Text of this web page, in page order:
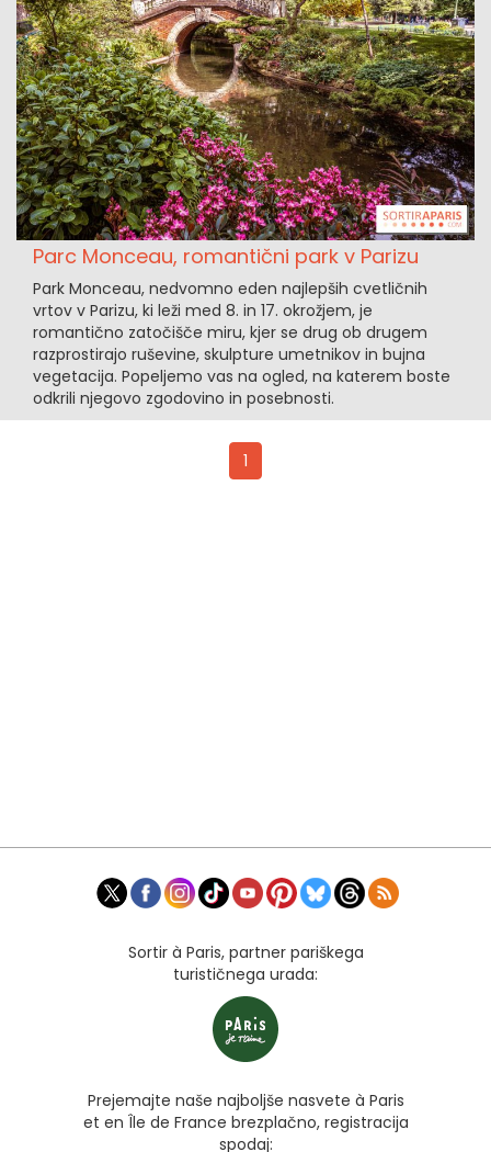
Parc Monceau, romantični park v Parizu
Park Monceau, nedvomno eden najlepših cvetličnih
vrtov v Parizu, ki leži med 8. in 17. okrožjem, je
romantično zatočišče miru, kjer se drug ob drugem
razprostirajo ruševine, skulpture umetnikov in bujna
vegetacija. Popeljemo vas na ogled, na katerem boste
odkrili njegovo zgodovino in posebnosti.
1
Sortir à Paris, partner pariškega
turističnega urada:
Prejemajte naše najboljše nasvete à Paris
et en Île de France brezplačno, registracija
spodaj: